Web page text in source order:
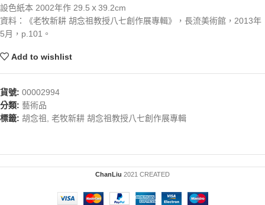
設色紙本 2002年作 29.5ｘ39.2cm
資料：《老牧新耕 胡念祖教授八七創作展專輯》，長流美術館，2013年
5月，p.101。
Add to wishlist
貨號: 00002994
分類: 藝術品
標籤: 胡念祖 老牧新耕 胡念祖教授八七創作展專輯
ChanLiu 2021 CREATED